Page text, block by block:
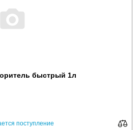
быстрый 1л
поступление